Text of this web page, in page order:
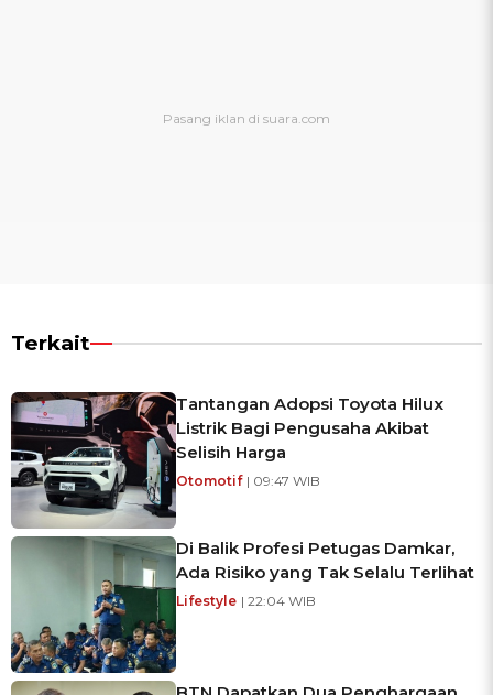
Terkait
Tantangan Adopsi Toyota Hilux
Listrik Bagi Pengusaha Akibat
Selisih Harga
Otomotif | 09:47 WIB
Di Balik Profesi Petugas Damkar,
Ada Risiko yang Tak Selalu Terlihat
Lifestyle | 22:04 WIB